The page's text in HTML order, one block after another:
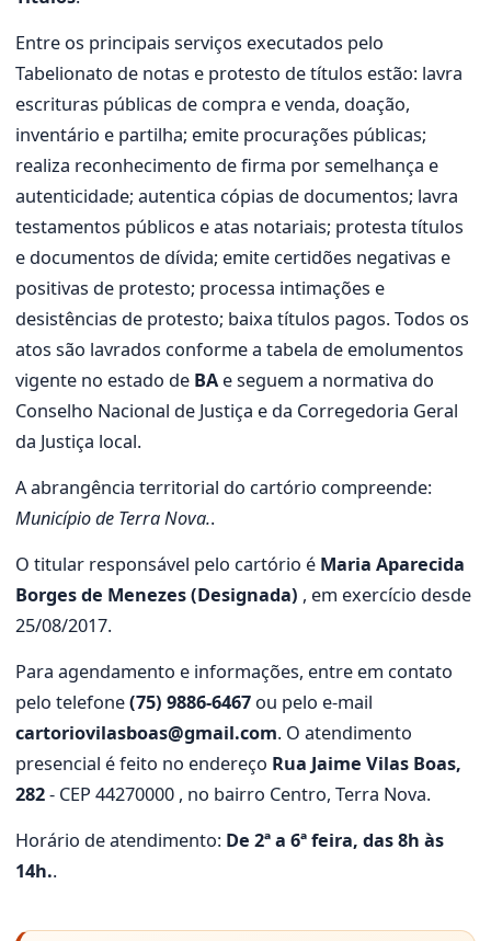
Entre os principais serviços executados pelo
Tabelionato de notas e protesto de títulos estão: lavra
escrituras públicas de compra e venda, doação,
inventário e partilha; emite procurações públicas;
realiza reconhecimento de firma por semelhança e
autenticidade; autentica cópias de documentos; lavra
testamentos públicos e atas notariais; protesta títulos
e documentos de dívida; emite certidões negativas e
positivas de protesto; processa intimações e
desistências de protesto; baixa títulos pagos. Todos os
atos são lavrados conforme a tabela de emolumentos
vigente no estado de BA e seguem a normativa do
Conselho Nacional de Justiça e da Corregedoria Geral
da Justiça local.
A abrangência territorial do cartório compreende:
Município de Terra Nova..
O titular responsável pelo cartório é Maria Aparecida
Borges de Menezes (Designada) , em exercício desde
25/08/2017.
Para agendamento e informações, entre em contato
pelo telefone(75) 9886-6467 ou pelo e-mail
cartoriovilasboas@gmail.com. O atendimento
presencial é feito no endereço Rua Jaime Vilas Boas,
282- CEP 44270000 , no bairro Centro, Terra Nova.
Horário de atendimento: De 2ª a 6ª feira, das 8h às
14h..